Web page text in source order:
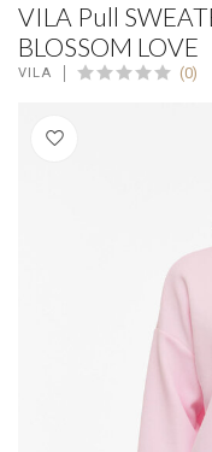
VILA Pull
BLOSSOM LOVE
VILA (0)